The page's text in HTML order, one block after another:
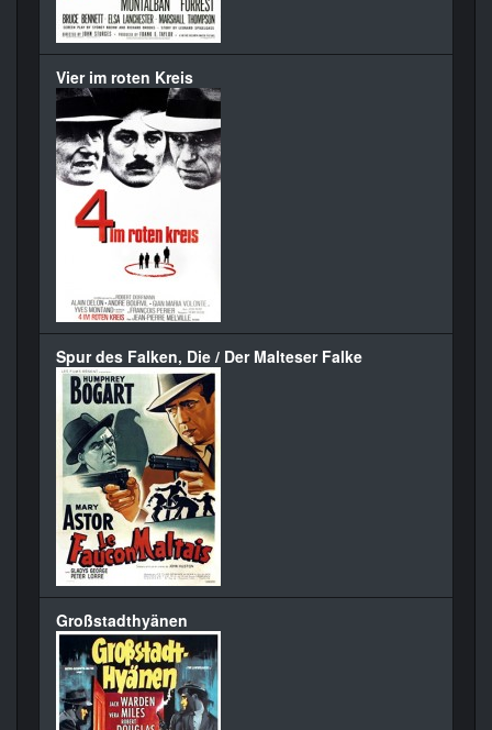
Vier im roten Kreis
Spur des Falken, Die / Der Malteser Falke
Großstadthyänen